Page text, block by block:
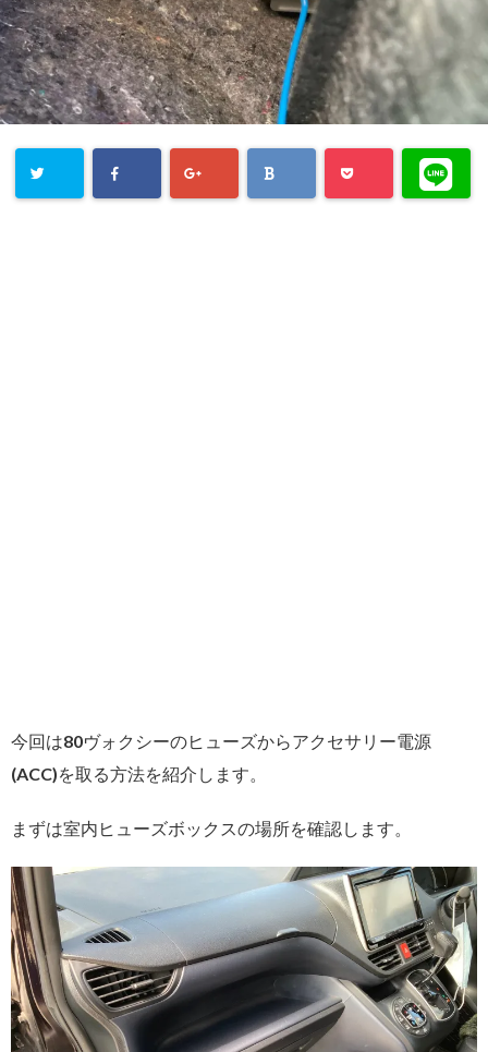
今回は80ヴォクシーのヒューズからアクセサリー電源
(ACC)を取る方法を紹介します。
まずは室内ヒューズボックスの場所を確認します。